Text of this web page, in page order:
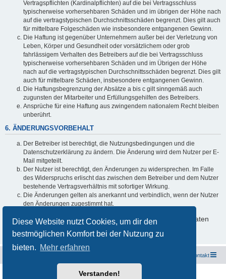
Diese Website nutzt Cookies, um dir den
bestmöglichen Komfort bei der Nutzung zu
bieten. Mehr erfahren
Verstanden!
Vertragspflichten (Kardinalpflichten) auf die bei Vertragsschluss
typischerweise vorhersehbaren Schäden und im übrigen der Höhe nach
auf die vertragstypischen Durchschnittsschäden begrenzt. Dies gilt auch
für mittelbare Folgeschäden wie insbesondere entgangenen Gewinn.
Die Haftung ist gegenüber Unternehmern außer bei der Verletzung von
Leben, Körper und Gesundheit oder vorsätzlichem oder grob
fahrlässigem Verhalten des Betreibers auf die bei Vertragsschluss
typischerweise vorhersehbaren Schäden und im Übrigen der Höhe
nach auf die vertragstypischen Durchschnittsschäden begrenzt. Dies gilt
auch für mittelbare Schäden, insbesondere entgangenen Gewinn.
Die Haftungsbegrenzung der Absätze a bis c gilt sinngemäß auch
zugunsten der Mitarbeiter und Erfüllungsgehilfen des Betreibers.
Ansprüche für eine Haftung aus zwingendem nationalem Recht bleiben
unberührt.
6. ÄNDERUNGSVORBEHALT
Der Betreiber ist berechtigt, die Nutzungsbedingungen und die
Datenschutzerklärung zu ändern. Die Änderung wird dem Nutzer per E-
Mail mitgeteilt.
Der Nutzer ist berechtigt, den Änderungen zu widersprechen. Im Falle
des Widerspruchs erlischt das zwischen dem Betreiber und dem Nutzer
bestehende Vertragsverhältnis mit sofortiger Wirkung.
Die Änderungen gelten als anerkannt und verbindlich, wenn der Nutzer
den Änderungen zugestimmt hat.
Informationen über den Umgang mit deinen persönlichen Daten
sind in der Datenschutzerklärung enthalten.
Kontakt
phpBB® Forum Software © phpBB Limited